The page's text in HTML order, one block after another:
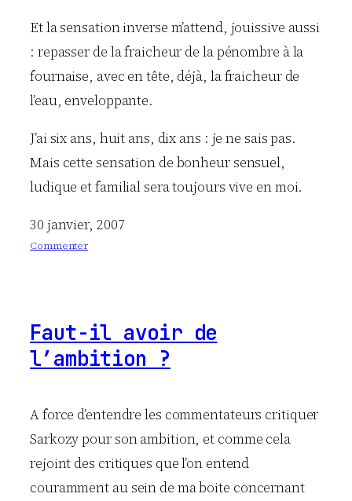
Et la sensation inverse m’attend, jouissive aussi
: repasser de la fraicheur de la pénombre à la
fournaise, avec en tête, déjà, la fraicheur de
l’eau, enveloppante.
J’ai six ans, huit ans, dix ans : je ne sais pas.
Mais cette sensation de bonheur sensuel,
ludique et familial sera toujours vive en moi.
30 janvier, 2007
Commenter
u
s
o
i
q
u
Faut-il avoir de
l’ambition ?
A force d’entendre les commentateurs critiquer
Sarkozy pour son ambition, et comme cela
rejoint des critiques que l’on entend
couramment au sein de ma boite concernant